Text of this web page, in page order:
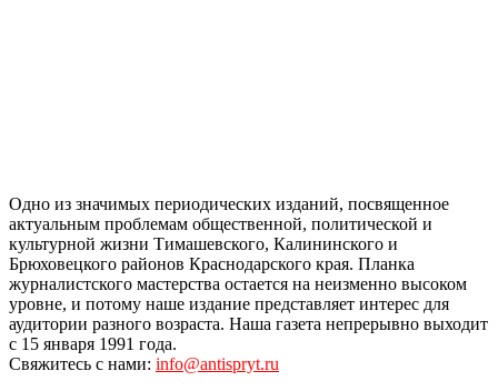
Одно из значимых периодических изданий, посвященное
актуальным проблемам общественной, политической и
культурной жизни Тимашевского, Калининского и
Брюховецкого районов Краснодарского края. Планка
журналистского мастерства остается на неизменно высоком
уровне, и потому наше издание представляет интерес для
аудитории разного возраста. Наша газета непрерывно выходит
с 15 января 1991 года.
Свяжитесь с нами: info@antispryt.ru